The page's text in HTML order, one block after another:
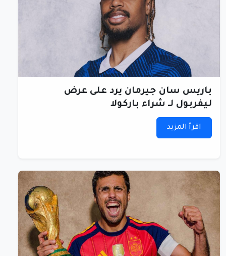
باريس سان جيرمان يرد على عرض
ليفربول لـ شراء باركولا
اقرأ المزيد